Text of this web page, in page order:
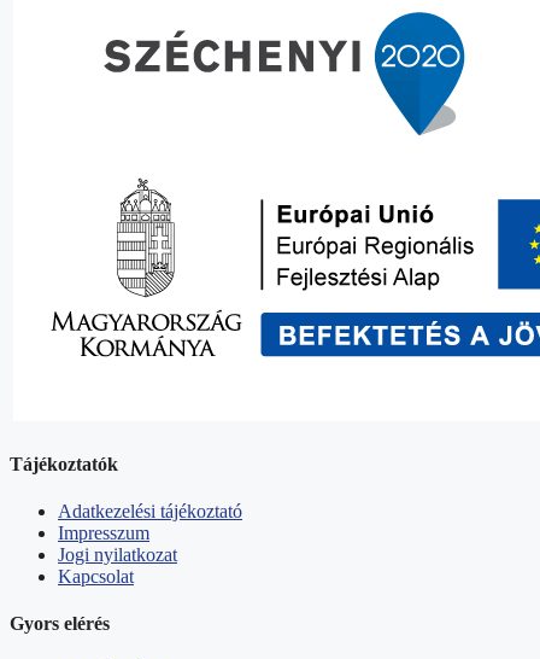
Tájékoztatók
Adatkezelési tájékoztató
Impresszum
Jogi nyilatkozat
Kapcsolat
Gyors elérés